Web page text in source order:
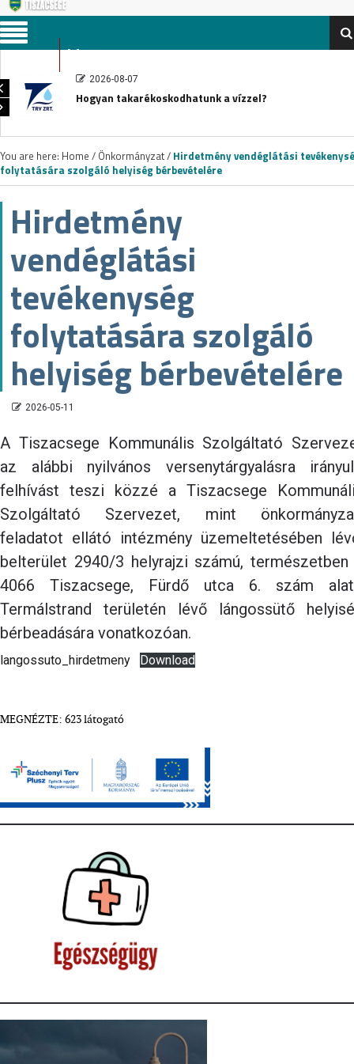
Menu
2026-08-07
Hogyan takarékoskodhatunk a vízzel?
You are here: Home / Önkormányzat/ Hirdetmény vendéglátási
folytatására szolgáló helyiség bérbevételére
Hirdetmény
vendéglátási
tevékenység
folytatására szolgáló
helyiség bérbevételére
2026-05-11
A Tiszacsege Kommunális Szolgáltató
az alábbi nyilvános versenytárgyalásra
felhívást teszi közzé a Tiszacsege
Szolgáltató Szervezet, mint
feladatot ellátó intézmény üzemeltetésében
belterület 2940/3 helyrajzi számú, természetben
4066 Tiszacsege, Fürdő utca 6. szám
Termálstrand területén lévő lángossütő
bérbeadására vonatkozóan.
langossuto_hirdetmeny Download
MEGNÉZTE: 623 látogató